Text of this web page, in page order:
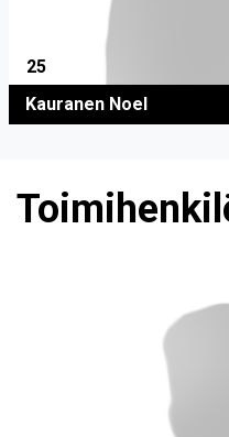
25
Kauranen Noel